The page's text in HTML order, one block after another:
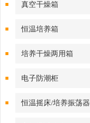
真空干燥箱
恒温培养箱
培养干燥两用箱
电子防潮柜
恒温摇床/培养振荡器